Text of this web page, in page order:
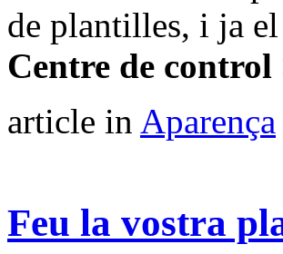
de plantilles, i ja
Centre de control
article in Aparença
Feu la vostra